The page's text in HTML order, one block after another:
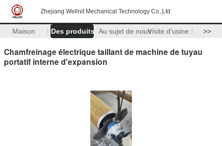
Zhejiang Wellnit Mechanical Technology Co.,Ltd
Maison Des produits Au sujet de nousVisite d'usine >>
Chamfreinage électrique taillant de machine de tuyau
portatif interne d'expansion